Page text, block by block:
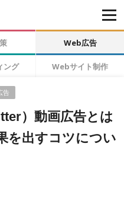
Web広告
ング Webサイト制作
告
）動画広告とは
を出すコツについ